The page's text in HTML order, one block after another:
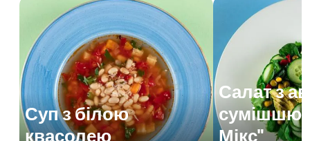
Суп з білою
квасолею
Салат з
сумішшю
Мікс"